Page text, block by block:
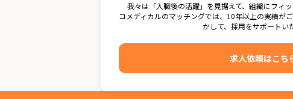
我々は「入職後の活躍」を見据えて、組織にフィ
コメディカルのマッチングでは、10年以上の実績が
かして、採用をサポートい
求人依頼はこち